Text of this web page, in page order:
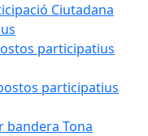
Ciutadana
participatius
participatius
bandera Tona